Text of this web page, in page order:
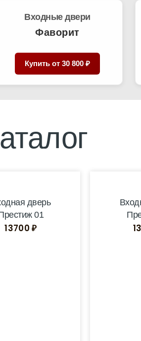
Входные двери
Фаворит
Купить от 30 800 ₽
дверь
01
13700₽